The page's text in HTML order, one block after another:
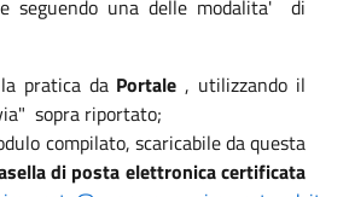
seguendo una delle modalita' di
pratica da Portale , utilizzando il
sopra riportato;
compilato, scaricabile da questa
di posta elettronica certificata